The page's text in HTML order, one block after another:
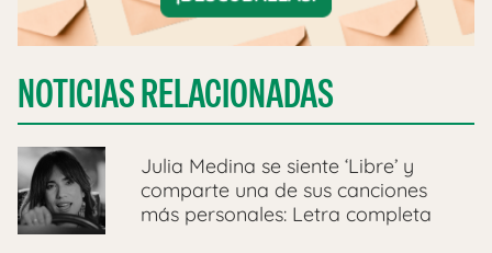
NOTICIAS RELACIONADAS
Julia Medina se siente ‘Libre’ y
comparte una de sus canciones
más personales: Letra completa